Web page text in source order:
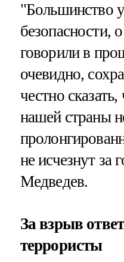
"Большинство
безопасности,
говорили в
очевидно,
честно
нашей страны
не исчезнут за
Медведев.
За взрыв
террористы